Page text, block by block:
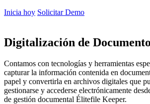
Inicia hoy Solicitar Demo
Digitalización de
Contamos con tecnologías y herramientas
capturar la información contenida en
papel y convertirla en archivos digitales que
gestionarse y accederse electrónicamente
de gestión documental Élitefile Keeper.